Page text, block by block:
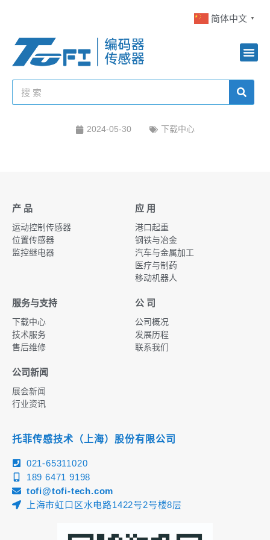
简体中文 ▼
2024-05-30 下载中心
产 品
运动控制传感器
位置传感器
监控继电器
应 用
港口起重
钢铁与冶金
汽车与金属加工
医疗与制药
移动机器人
服务与支持
下载中心
技术服务
售后维修
公 司
公司概况
发展历程
联系我们
公司新闻
展会新闻
行业资讯
托菲传感技术（上海）股份有限公司
021-65311020
189 6471 9198
tofi@tofi-tech.com
上海市虹口区水电路1422号2号楼8层